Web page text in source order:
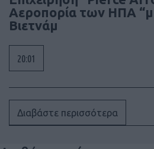
Αεροπορία των ΗΠΑ
Βιετνάμ
20:01
Διαβάστε περισσότερα